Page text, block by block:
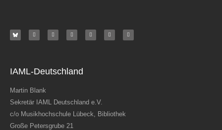
IAML-Deutschland
Martin Blank
Sekretär IAML Deutschland e.V.
c/o Musikhochschule Lübeck, Bibliothek
Große Petersgrube 21